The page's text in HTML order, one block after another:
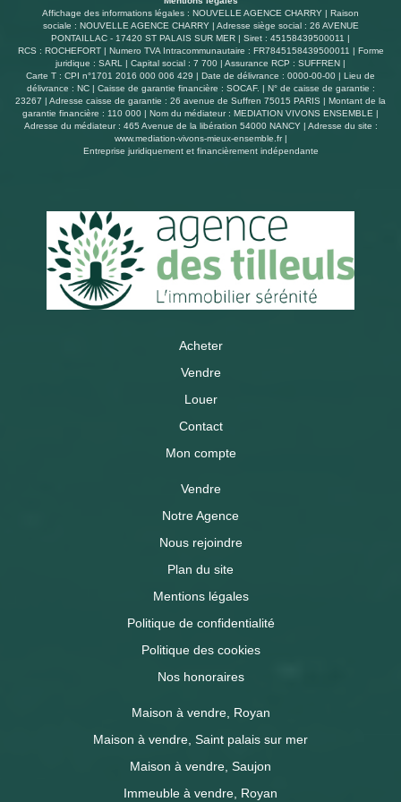
Affichage des informations légales : NOUVELLE AGENCE CHARRY | Raison
sociale : NOUVELLE AGENCE CHARRY | Adresse siège social : 26 AVENUE
PONTAILLAC - 17420 ST PALAIS SUR MER | Siret : 45158439500011 |
RCS : ROCHEFORT | Numero TVA Intracommunautaire : FR7845158439500011 | Forme
juridique : SARL | Capital social : 7 700 | Assurance RCP : SUFFREN |
Carte T : CPI n°1701 2016 000 006 429 | Date de délivrance : 0000-00-00 | Lieu de
délivrance : NC | Caisse de garantie financière : SOCAF. | N° de caisse de garantie :
23267 | Adresse caisse de garantie : 26 avenue de Suffren 75015 PARIS | Montant de la
garantie financière : 110 000 | Nom du médiateur : MEDIATION VIVONS ENSEMBLE |
Adresse du médiateur : 465 Avenue de la libération 54000 NANCY | Adresse du site :
www.mediation-vivons-mieux-ensemble.fr|
Entreprise juridiquement et financièrement indépendante
Acheter
Vendre
Louer
Contact
Mon compte
Vendre
Notre Agence
Nous rejoindre
Plan du site
Mentions légales
Politique de confidentialité
Politique des cookies
Nos honoraires
Maison à vendre, Royan
Maison à vendre, Saint palais sur mer
Maison à vendre, Saujon
Immeuble à vendre, Royan